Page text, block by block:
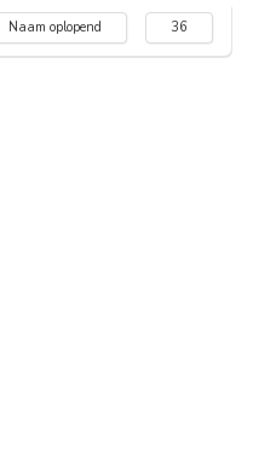
Naam oplopend 36